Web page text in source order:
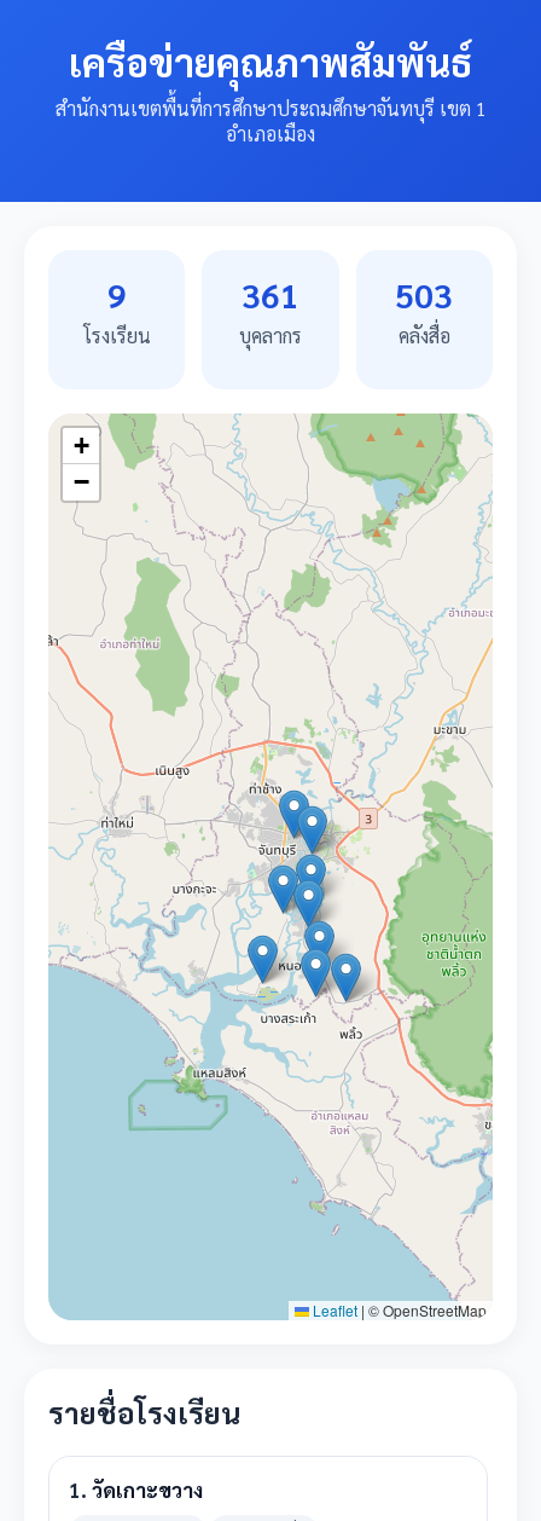
เครือข่ายคุณภาพสัมพันธ์
สำนักงานเขตพื้นที่การศึกษาประถมศึกษาจันทบุรี เขต 1
อำเภอเมือง
9
โรงเรียน
361
บุคลากร
503
คลังสื่อ
+
−
Leaflet | © OpenStreetMap
รายชื่อโรงเรียน
1. วัดเกาะขวาง